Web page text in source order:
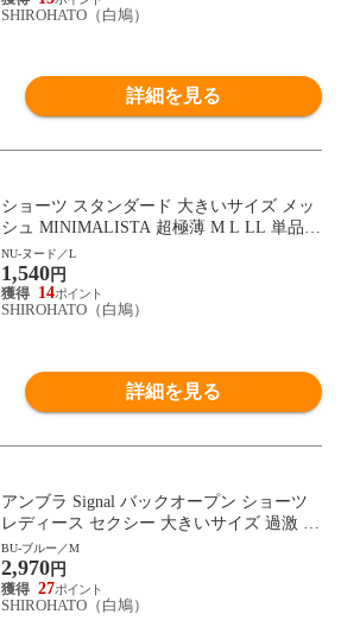
SHIROHATO（白鳩）
詳細を見る
ショーツ スタンダード 大きいサイズ メッ
シュ MINIMALISTA 超極薄 M L LL 単品
ミニマリスタ
NU-ヌード／L
1,540円
14
SHIROHATO（白鳩）
詳細を見る
アンブラ Signal バックオープン ショーツ
レディース セクシー 大きいサイズ 過激 A
NNEBRA
BU-ブルー／M
2,970円
27
SHIROHATO（白鳩）